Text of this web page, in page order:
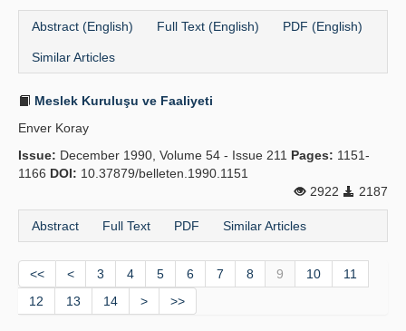
Abstract (English) Full Text (English) PDF (English)
Similar Articles
Meslek Kuruluşu ve Faaliyeti
Enver Koray
Issue: December 1990, Volume 54 - Issue 211 Pages: 1151-
1166 DOI: 10.37879/belleten.1990.1151
2922
2187
Abstract Full Text PDF Similar Articles
<< < 3 4 5 6 7 8 9 10
11
12
13 14 > >>